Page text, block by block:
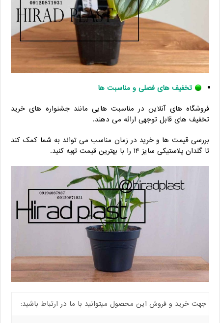
تخفیف های فصلی و مناسبت ها
فروشگاه های آنلاین در مناسبت هایی مانند جشنواره های خرید
تخفیف های قابل توجهی ارائه می دهند.
بررسی قیمت ها و خرید در زمان مناسب می تواند به شما کمک کند
تا گلدان پلاستیکی سایز ۱۴ را با بهترین قیمت تهیه کنید.
جهت خرید و فروش این محصول میتوانید با ما در ارتباط باشید: